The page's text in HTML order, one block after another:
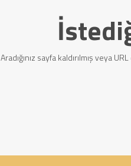
Aradığınız sayfa kaldırılmış veya